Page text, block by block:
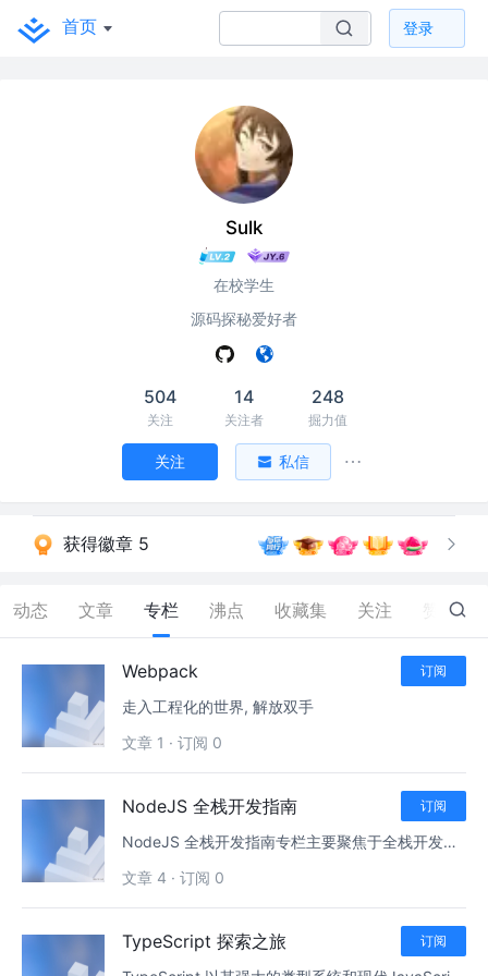
首页 登录
Sulk
在校学生
源码探秘爱好者
504
关注
14
关注者
248
掘力值
关注 私信
获得徽章 5
动态 文章 专栏 沸点 收藏集 关注 12
Webpack 订阅
走入工程化的世界, 解放双手
文章 1 · 订阅 0
NodeJS 全栈开发指南 订阅
NodeJS 全栈开发指南专栏主要聚焦于全栈开发中使用的核心组件和技术原理，帮助开发者深入理解并掌握这些组件的工作机制与实际开发中的应用。每一篇文章都将围绕开发所涉及的关键组件展开，结合理论知识和实践指导，为开发者提供全面的技术支持。
文章 4 · 订阅 0
TypeScript 探索之旅 订阅